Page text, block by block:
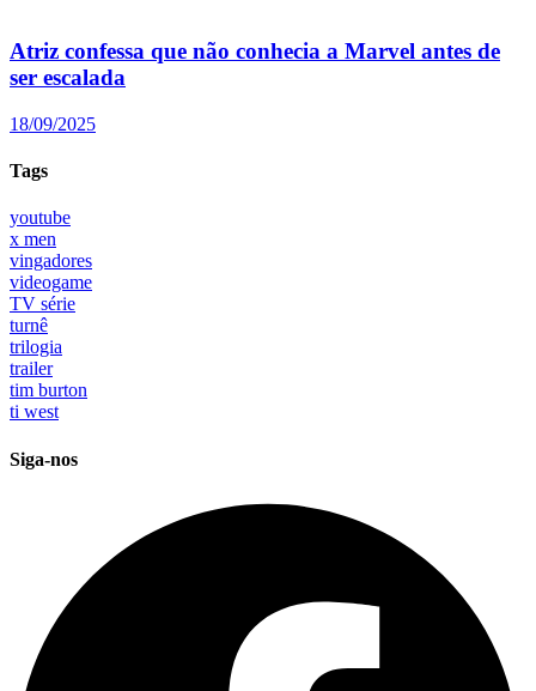
Atriz confessa que não conhecia a Marvel antes de
ser escalada
18/09/2025
Tags
youtube
x men
vingadores
videogame
TV série
turnê
trilogia
trailer
tim burton
ti west
Siga-nos